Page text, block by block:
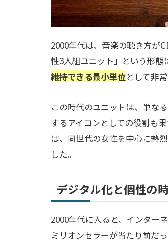
2000年代は、音楽の聴き方が
性3人組ユニット」という形態
維持できる最小単位として非
この時代のユニットは、単な
するアイコンとしての役割も
は、同世代の女性を中心に熱
した。
デジタル化と個性の
2000年代に入ると、インター
ミリオンセラーが当たり前だ